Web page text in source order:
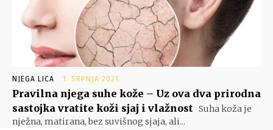
NJEGA LICA 1. SRPNJA 2021.
Pravilna njega suhe kože – Uz ova dva prirodna
sastojka vratite koži sjaj i vlažnost Suha koža je
nježna, matirana, bez suvišnog sjaja, ali...